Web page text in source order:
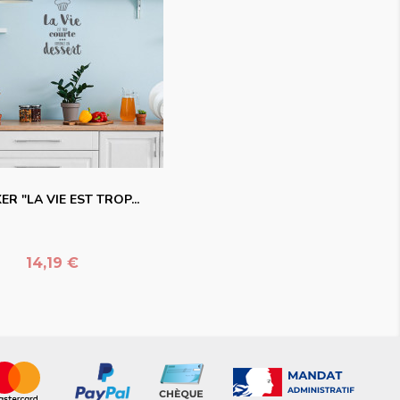
favorite_border
"LA VIE EST TROP...
Prix
14,19 €